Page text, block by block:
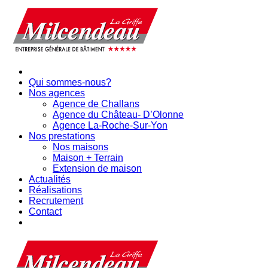
Qui sommes-nous?
Nos agences
Agence de Challans
Agence du Château- D’Olonne
Agence La-Roche-Sur-Yon
Nos prestations
Nos maisons
Maison + Terrain
Extension de maison
Actualités
Réalisations
Recrutement
Contact